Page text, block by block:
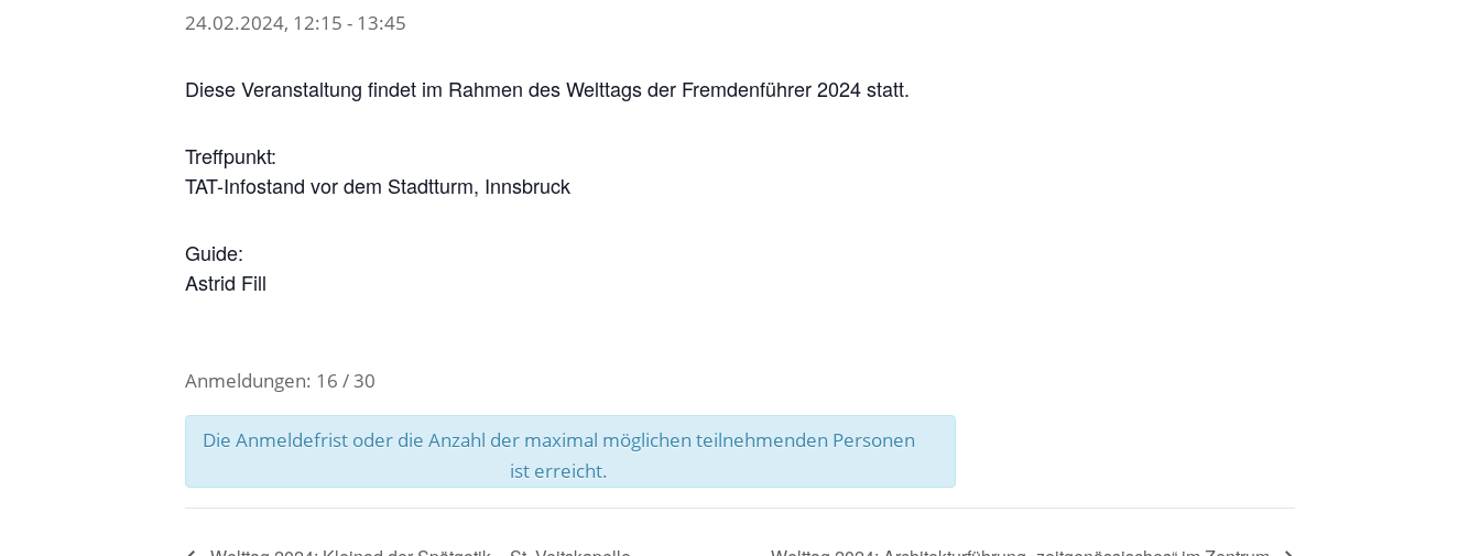
24.02.2024, 12:15 - 13:45
Diese Veranstaltung findet im Rahmen des Welttags der Fremdenführer 2024 statt.
Treffpunkt:
TAT-Infostand vor dem Stadtturm, Innsbruck
Guide:
Astrid Fill
Anmeldungen: 16 / 30
Die Anmeldefrist oder die Anzahl der maximal möglichen teilnehmenden Personen
ist erreicht.